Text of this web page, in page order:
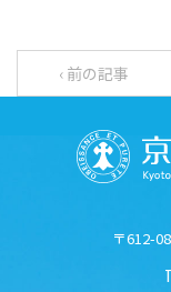
‹ 前の記事
〒612-